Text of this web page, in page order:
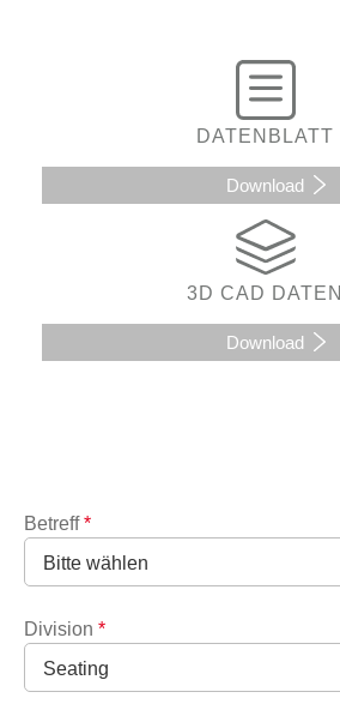
DATENBLATT
Download
3D CAD DATEN
Download
Betreff *
Division *